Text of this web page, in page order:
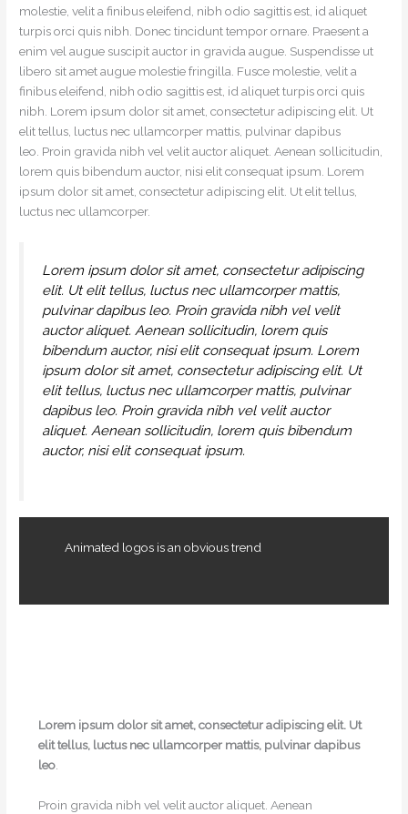
molestie, velit a finibus eleifend, nibh odio sagittis est, id aliquet
turpis orci quis nibh. Donec tincidunt tempor ornare. Praesent a
enim vel augue suscipit auctor in gravida augue. Suspendisse ut
libero sit amet augue molestie fringilla. Fusce molestie, velit a
finibus eleifend, nibh odio sagittis est, id aliquet turpis orci quis
nibh. Lorem ipsum dolor sit amet, consectetur adipiscing elit. Ut
elit tellus, luctus nec ullamcorper mattis, pulvinar dapibus
leo. Proin gravida nibh vel velit auctor aliquet. Aenean sollicitudin,
lorem quis bibendum auctor, nisi elit consequat ipsum. Lorem
ipsum dolor sit amet, consectetur adipiscing elit. Ut elit tellus,
luctus nec ullamcorper.
Lorem ipsum dolor sit amet, consectetur adipiscing
elit. Ut elit tellus, luctus nec ullamcorper mattis,
pulvinar dapibus leo. Proin gravida nibh vel velit
auctor aliquet. Aenean sollicitudin, lorem quis
bibendum auctor, nisi elit consequat ipsum. Lorem
ipsum dolor sit amet, consectetur adipiscing elit. Ut
elit tellus, luctus nec ullamcorper mattis, pulvinar
dapibus leo. Proin gravida nibh vel velit auctor
aliquet. Aenean sollicitudin, lorem quis bibendum
auctor, nisi elit consequat ipsum.
Animated logos is an obvious trend
Lorem ipsum dolor sit amet, consectetur adipiscing elit. Ut
elit tellus, luctus nec ullamcorper mattis, pulvinar dapibus
leo.
Proin gravida nibh vel velit auctor aliquet. Aenean